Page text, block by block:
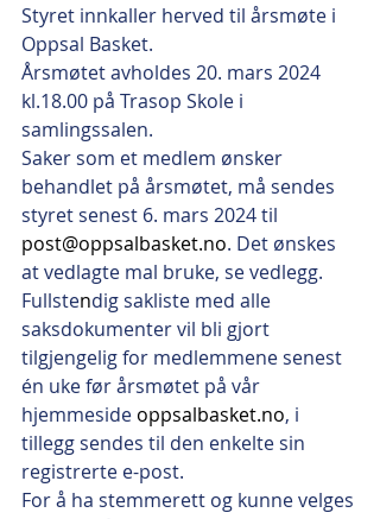
Styret innkaller herved til årsmøte i
Oppsal Basket.
Årsmøtet avholdes 20. mars 2024
kl.18.00 på Trasop Skole i
samlingssalen.
Saker som et medlem ønsker
behandlet på årsmøtet, må sendes
styret senest 6. mars 2024 til
post@oppsalbasket.no. Det ønskes
at vedlagte mal bruke, se vedlegg.
Fullstendig sakliste med alle
saksdokumenter vil bli gjort
tilgjengelig for medlemmene senest
én uke før årsmøtet på vår
hjemmeside oppsalbasket.no, i
tillegg sendes til den enkelte sin
registrerte e-post.
For å ha stemmerett og kunne velges